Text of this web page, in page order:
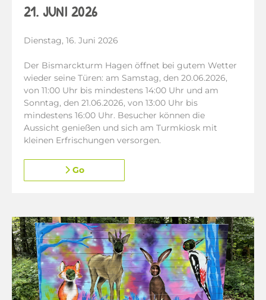
21. JUNI 2026
Dienstag, 16. Juni 2026
Der Bismarckturm Hagen öffnet bei gutem Wetter
wieder seine Türen: am Samstag, den 20.06.2026,
von 11:00 Uhr bis mindestens 14:00 Uhr und am
Sonntag, den 21.06.2026, von 13:00 Uhr bis
mindestens 16:00 Uhr. Besucher können die
Aussicht genießen und sich am Turmkiosk mit
kleinen Erfrischungen versorgen.
Go